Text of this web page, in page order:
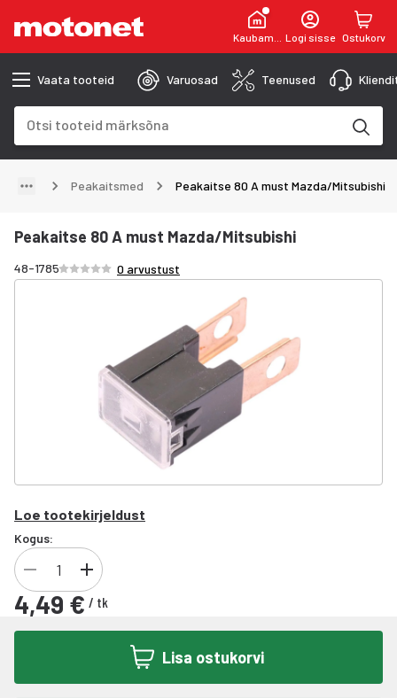
KaubamajaLogi sisse Ostukorv
Vaata tooteid Varuosad Teenused
Peakaitsmed Peakaitse 80 A must Mazda/Mitsubishi
Peakaitse 80 A must Mazda/Mitsubishi
48-1785Hinnang /5 tähte
0 arvustust
Loe tootekirjeldust
Kogus:
4,49 € / tk
Lisa ostukorvi